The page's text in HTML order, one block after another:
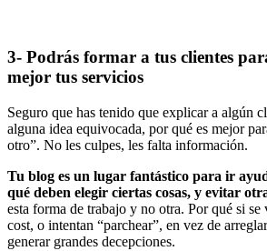
3- Podrás formar a tus clientes
mejor tus servicios
Seguro que has tenido que explicar a algún
alguna idea equivocada, por qué es mejor
otro”. No les culpes, les falta información.
Tu blog es un lugar fantástico para ir
qué deben elegir ciertas cosas, y evitar
esta forma de trabajo y no otra. Por qué si se
cost, o intentan “parchear”, en vez de
generar grandes decepciones.